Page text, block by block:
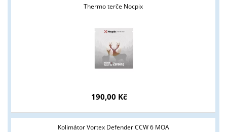
Thermo terče Nocpix
190,00 Kč
Kolimátor Vortex Defender CCW 6 MOA
Tyto stránky jsou určeny pouze odborné veřejnosti od 18 let a
podnikatelům v oblasti zbraně a střelivo. Splňujete tyto